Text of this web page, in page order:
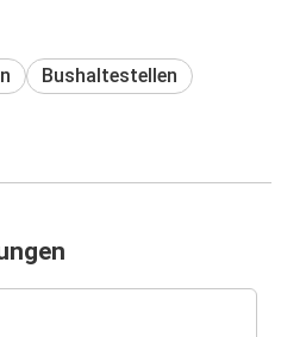
Bushaltestellen